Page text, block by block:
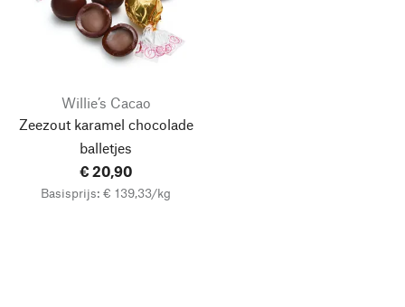
Willie’s Cacao
Zeezout karamel chocolade
balletjes
€ 20,90
Basisprijs: € 139,33/kg